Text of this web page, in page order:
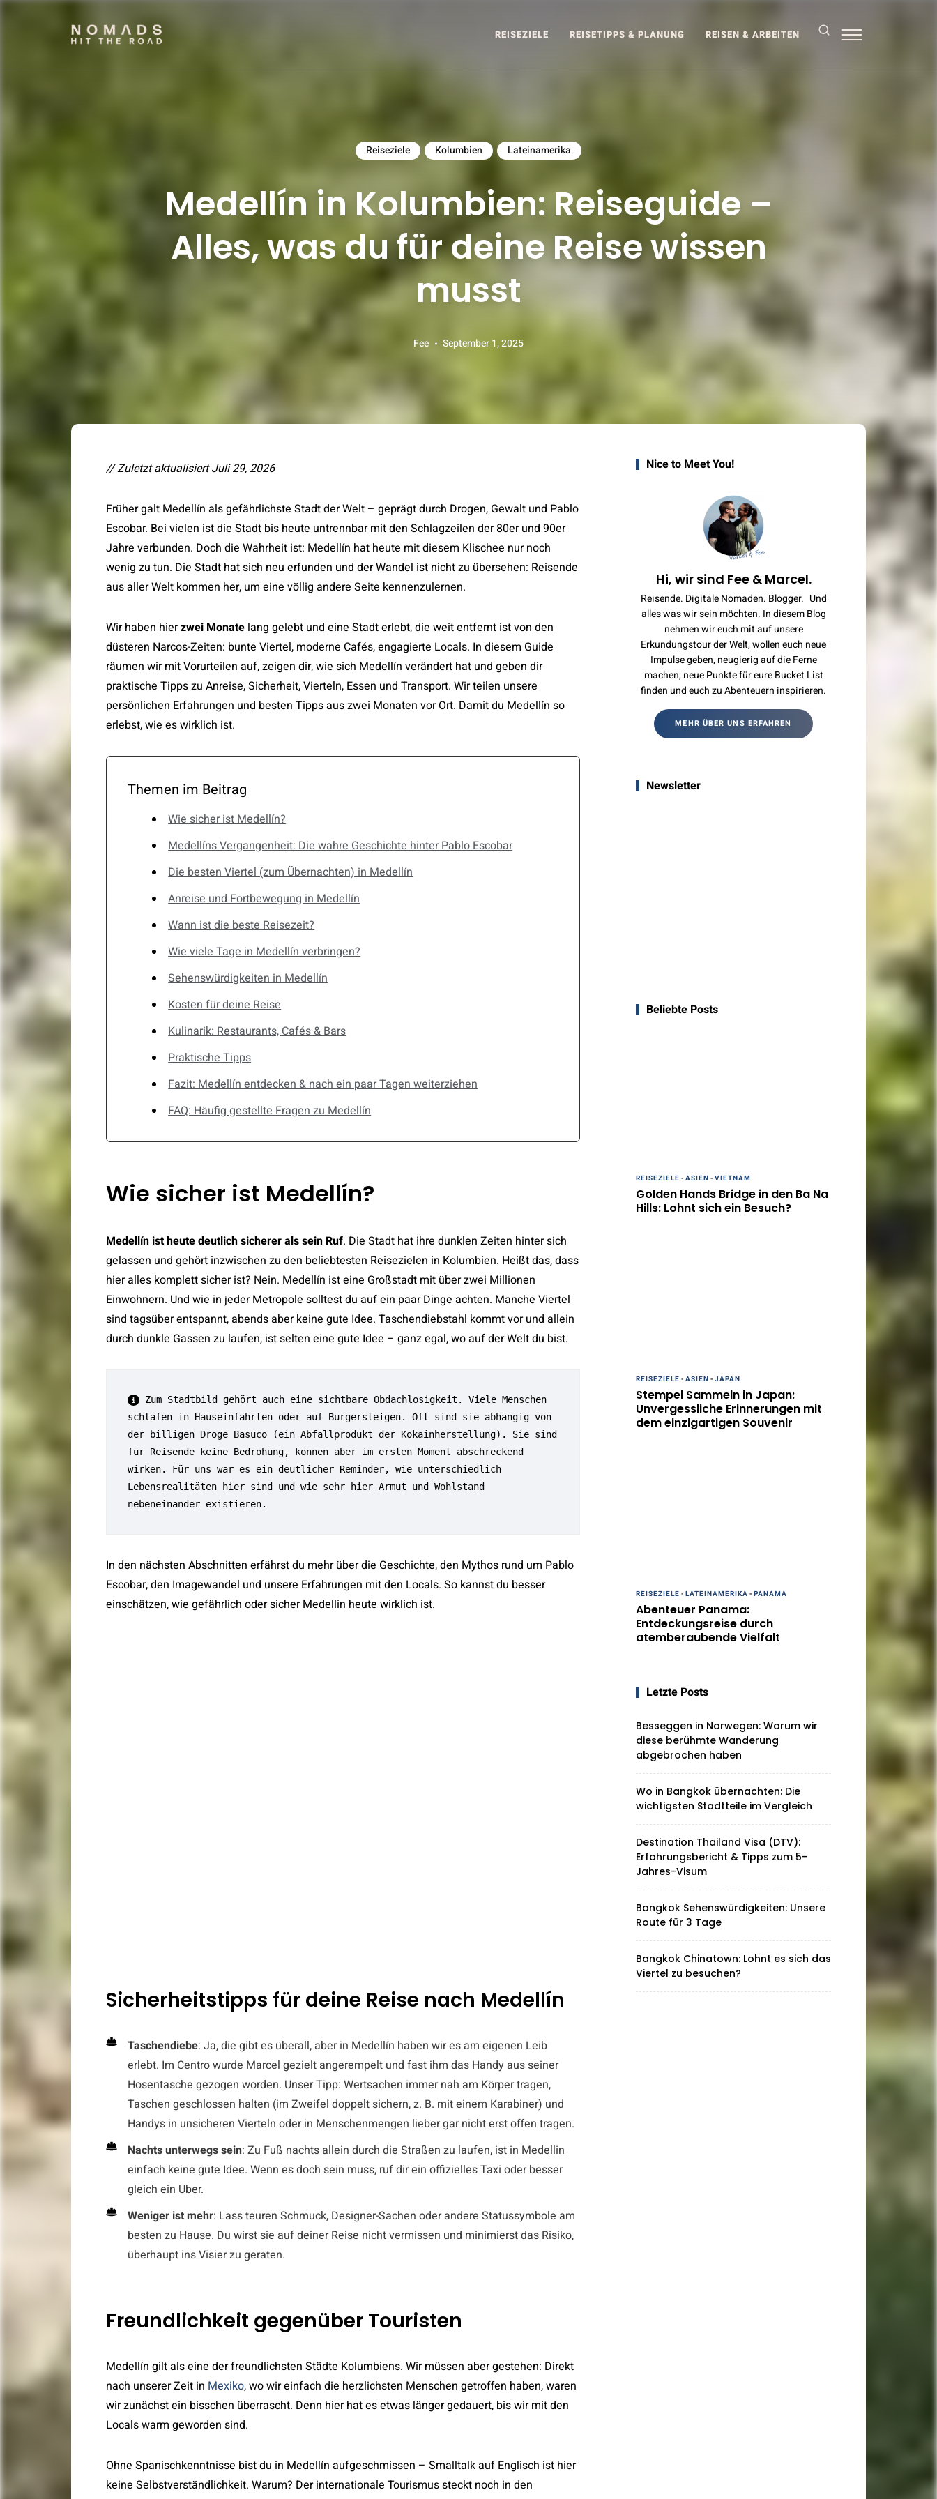
REISEZIELE REISETIPPS & PLANUNG REISEN & ARBEITEN Search
Reiseziele Kolumbien Lateinamerika
Medellín in Kolumbien: Reiseguide –
Alles, was du für deine Reise wissen
musst
Fee September 1, 2025
// Zuletzt aktualisiert Juli 29, 2026
Früher galt Medellín als gefährlichste Stadt der Welt – geprägt durch Drogen, Gewalt und Pablo
Escobar. Bei vielen ist die Stadt bis heute untrennbar mit den Schlagzeilen der 80er und 90er
Jahre verbunden. Doch die Wahrheit ist: Medellín hat heute mit diesem Klischee nur noch
wenig zu tun. Die Stadt hat sich neu erfunden und der Wandel ist nicht zu übersehen: Reisende
aus aller Welt kommen her, um eine völlig andere Seite kennenzulernen.
Wir haben hierzwei Monate lang gelebt und eine Stadt erlebt, die weit entfernt ist von den
düsteren Narcos-Zeiten: bunte Viertel, moderne Cafés, engagierte Locals. In diesem Guide
räumen wir mit Vorurteilen auf, zeigen dir, wie sich Medellín verändert hat und geben dir
praktische Tipps zu Anreise, Sicherheit, Vierteln, Essen und Transport. Wir teilen unsere
persönlichen Erfahrungen und besten Tipps aus zwei Monaten vor Ort. Damit du Medellín so
erlebst, wie es wirklich ist.
Themen im Beitrag
Wie sicher ist Medellín?
Medellíns Vergangenheit: Die wahre Geschichte hinter Pablo Escobar
Die besten Viertel (zum Übernachten) in Medellín
Anreise und Fortbewegung in Medellín
Wann ist die beste Reisezeit?
Wie viele Tage in Medellín verbringen?
Sehenswürdigkeiten in Medellín
Kosten für deine Reise
Kulinarik: Restaurants, Cafés & Bars
Praktische Tipps
Fazit: Medellín entdecken & nach ein paar Tagen weiterziehen
FAQ: Häufig gestellte Fragen zu Medellín
Wie sicher ist Medellín?
Medellín ist heute deutlich sicherer als sein Ruf. Die Stadt hat ihre dunklen Zeiten hinter sich
gelassen und gehört inzwischen zu den beliebtesten Reisezielen in Kolumbien. Heißt das, dass
hier alles komplett sicher ist? Nein. Medellín ist eine Großstadt mit über zwei Millionen
Einwohnern. Und wie in jeder Metropole solltest du auf ein paar Dinge achten. Manche Viertel
sind tagsüber entspannt, abends aber keine gute Idee. Taschendiebstahl kommt vor und allein
durch dunkle Gassen zu laufen, ist selten eine gute Idee – ganz egal, wo auf der Welt du bist.
Zum Stadtbild gehört auch eine sichtbare Obdachlosigkeit. Viele Menschen
schlafen in Hauseinfahrten oder auf Bürgersteigen. Oft sind sie abhängig von
der billigen Droge Basuco (ein Abfallprodukt der Kokainherstellung). Sie sind
für Reisende keine Bedrohung, können aber im ersten Moment abschreckend
wirken. Für uns war es ein deutlicher Reminder, wie unterschiedlich
Lebensrealitäten hier sind und wie sehr hier Armut und Wohlstand
nebeneinander existieren.
In den nächsten Abschnitten erfährst du mehr über die Geschichte, den Mythos rund um Pablo
Escobar, den Imagewandel und unsere Erfahrungen mit den Locals. So kannst du besser
einschätzen, wie gefährlich oder sicher Medellin heute wirklich ist.
Sicherheitstipps für deine Reise nach Medellín
Taschendiebe: Ja, die gibt es überall, aber in Medellín haben wir es am eigenen Leib
erlebt. Im Centro wurde Marcel gezielt angerempelt und fast ihm das Handy aus seiner
Hosentasche gezogen worden. Unser Tipp: Wertsachen immer nah am Körper tragen,
Taschen geschlossen halten (im Zweifel doppelt sichern, z. B. mit einem Karabiner) und
Handys in unsicheren Vierteln oder in Menschenmengen lieber gar nicht erst offen tragen.
Nachts unterwegssein: Zu Fuß nachts allein durch die Straßen zu laufen, ist in Medellin
einfach keine gute Idee. Wenn es doch sein muss, ruf dir ein offizielles Taxi oder besser
gleich ein Uber.
Weniger ist mehr: Lass teuren Schmuck, Designer-Sachen oder andere Statussymbole am
besten zu Hause. Du wirst sie auf deiner Reise nicht vermissen und minimierst das Risiko,
überhaupt ins Visier zu geraten.
Freundlichkeit gegenüber Touristen
Medellín gilt als eine der freundlichsten Städte Kolumbiens. Wir müssen aber gestehen: Direkt
nach unserer Zeit in Mexiko, wo wir einfach die herzlichsten Menschen getroffen haben, waren
wir zunächst ein bisschen überrascht. Denn hier hat es etwas länger gedauert, bis wir mit den
Locals warm geworden sind.
Ohne Spanischkenntnisse bist du in Medellín aufgeschmissen – Smalltalk auf Englisch ist hier
keine Selbstverständlichkeit. Warum? Der internationale Tourismus steckt noch in den
Nice to Meet You!
Hi, wir sind Fee & Marcel.
Reisende. Digitale Nomaden. Blogger. Und
alles was wir sein möchten. In diesem Blog
nehmen wir euch mit auf unsere
Erkundungstour der Welt, wollen euch neue
Impulse geben, neugierig auf die Ferne
machen, neue Punkte für eure Bucket List
finden und euch zu Abenteuern inspirieren.
MEHR ÜBER UNS ERFAHREN
Newsletter
Beliebte Posts
REISEZIELE - ASIEN - VIETNAM
Golden Hands Bridge in den Ba Na
Hills: Lohnt sich ein Besuch?
REISEZIELE - ASIEN - JAPAN
Stempel Sammeln in Japan:
Unvergessliche Erinnerungen mit
dem einzigartigen Souvenir
REISEZIELE - LATEINAMERIKA - PANAMA
Abenteuer Panama:
Entdeckungsreise durch
atemberaubende Vielfalt
Letzte Posts
Besseggen in Norwegen: Warum wir
diese berühmte Wanderung
abgebrochen haben
Wo in Bangkok übernachten: Die
wichtigsten Stadtteile im Vergleich
Destination Thailand Visa (DTV):
Erfahrungsbericht & Tipps zum 5-
Jahres-Visum
Bangkok Sehenswürdigkeiten: Unsere
Route für 3 Tage
Bangkok Chinatown: Lohnt es sich das
Viertel zu besuchen?